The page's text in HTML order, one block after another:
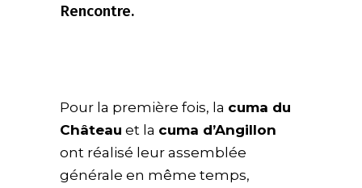
Rencontre.
Pour la première fois, la cuma du
Château et la cuma d’Angillon
ont réalisé leur assemblée
générale en même temps,